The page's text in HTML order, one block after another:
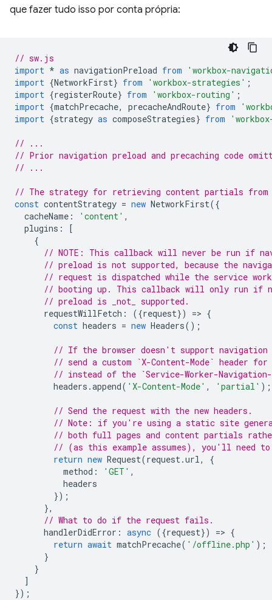
que fazer tudo isso por conta própria:
// sw.js
import * as navigationPreload from
'workbox-
import {NetworkFirst} from 'workbox-strategies' ;
import {registerRoute} from 'workbox-routing' ;
import {matchPrecache, precacheAndRoute} from
import {strategy as composeStrategies} from
// ...
// Prior navigation preload and precaching code
// ...
// The strategy for retrieving content partials from
const contentStrategy = new NetworkFirst({
cacheName : 'content' ,
plugins :
[
{
// NOTE: This callback will never be run if
// preload is not supported, because the
// request is dispatched while the service
// booting up. This callback will only run if
// preload is _not_ supported.
requestWillFetch : ({request}) => {
const headers = new Headers();
// If the browser doesn't support navigation
// send a custom `X-Content-Mode` header
// instead of the `Service-Worker-
headers .append( 'X-Content-Mode' , 'partial' );
// Send the request with the new headers.
// Note: if you're using a static site
// both full pages and content partials
// (as this example assumes), you'll need to
return new Request(request.url,
{
method : 'GET' ,
headers
});
},
// What to do if the request fails.
handlerDidError : async ({request}) => {
return await matchPrecache( '/offline.php' );
}
}
]
});